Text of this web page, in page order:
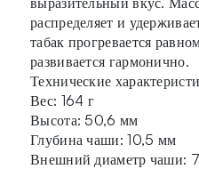
распределяет и
табак прогревается
развивается гармонично.
Технические
Вес: 164 г
Высота: 50,6 мм
Глубина чаши: 10,5 мм
Внешний диаметр чаши: